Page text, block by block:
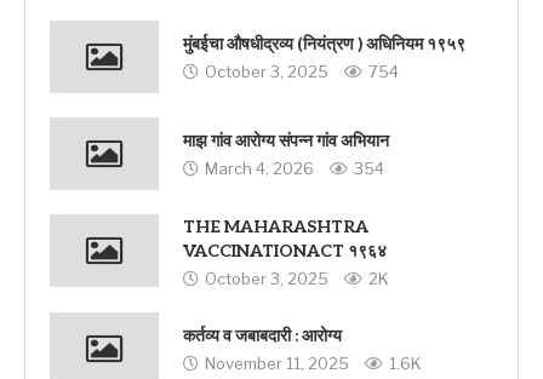
मुंबईचा औषधीद्रव्य (नियंत्रण ) अधिनियम १९५९
October 3, 2025 754
माझ गांव आरोग्य संपन्न गांव अभियान
March 4, 2026 354
THE MAHARASHTRA
VACCINATIONACT १९६४
October 3, 2025 2K
कर्तव्य व जबाबदारी : आरोग्य
November 11, 2025 1.6K